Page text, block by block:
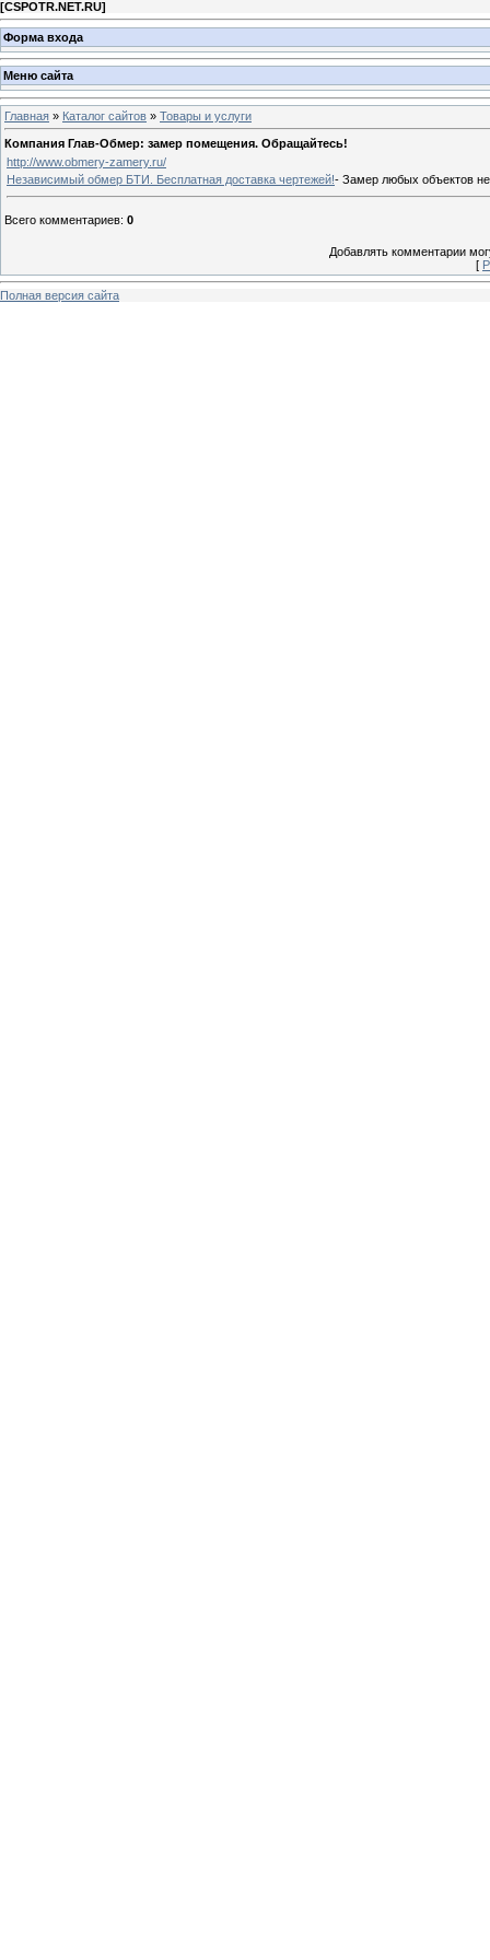
[CSPOTR.NET.RU]
Форма входа
Меню сайта
Главная » Каталог сайтов » Товары и услуги
Компания Глав-Обмер: замер помещения. Обращайтесь!
http://www.obmery-zamery.ru/
Независимый обмер БТИ. Бесплатная доставка чертежей!- Замер любых объектов
Всего комментариев: 0
Добавлять комментарии
[
Полная версия сайта